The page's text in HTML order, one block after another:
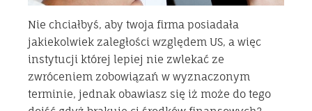
Nie chciałbyś, aby twoja firma posiadała
jakiekolwiek zaległości względem US, a więc
instytucji której lepiej nie zwlekać ze
zwróceniem zobowiązań w wyznaczonym
terminie, jednak obawiasz się iż może do tego